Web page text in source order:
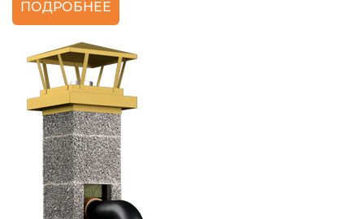
ПОДРОБНЕЕ